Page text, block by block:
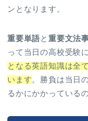
ンとなります。
重要単語と重要文法
って当日の高校受験
となる英語知識は全
います。勝負は当日
るかにかかっている